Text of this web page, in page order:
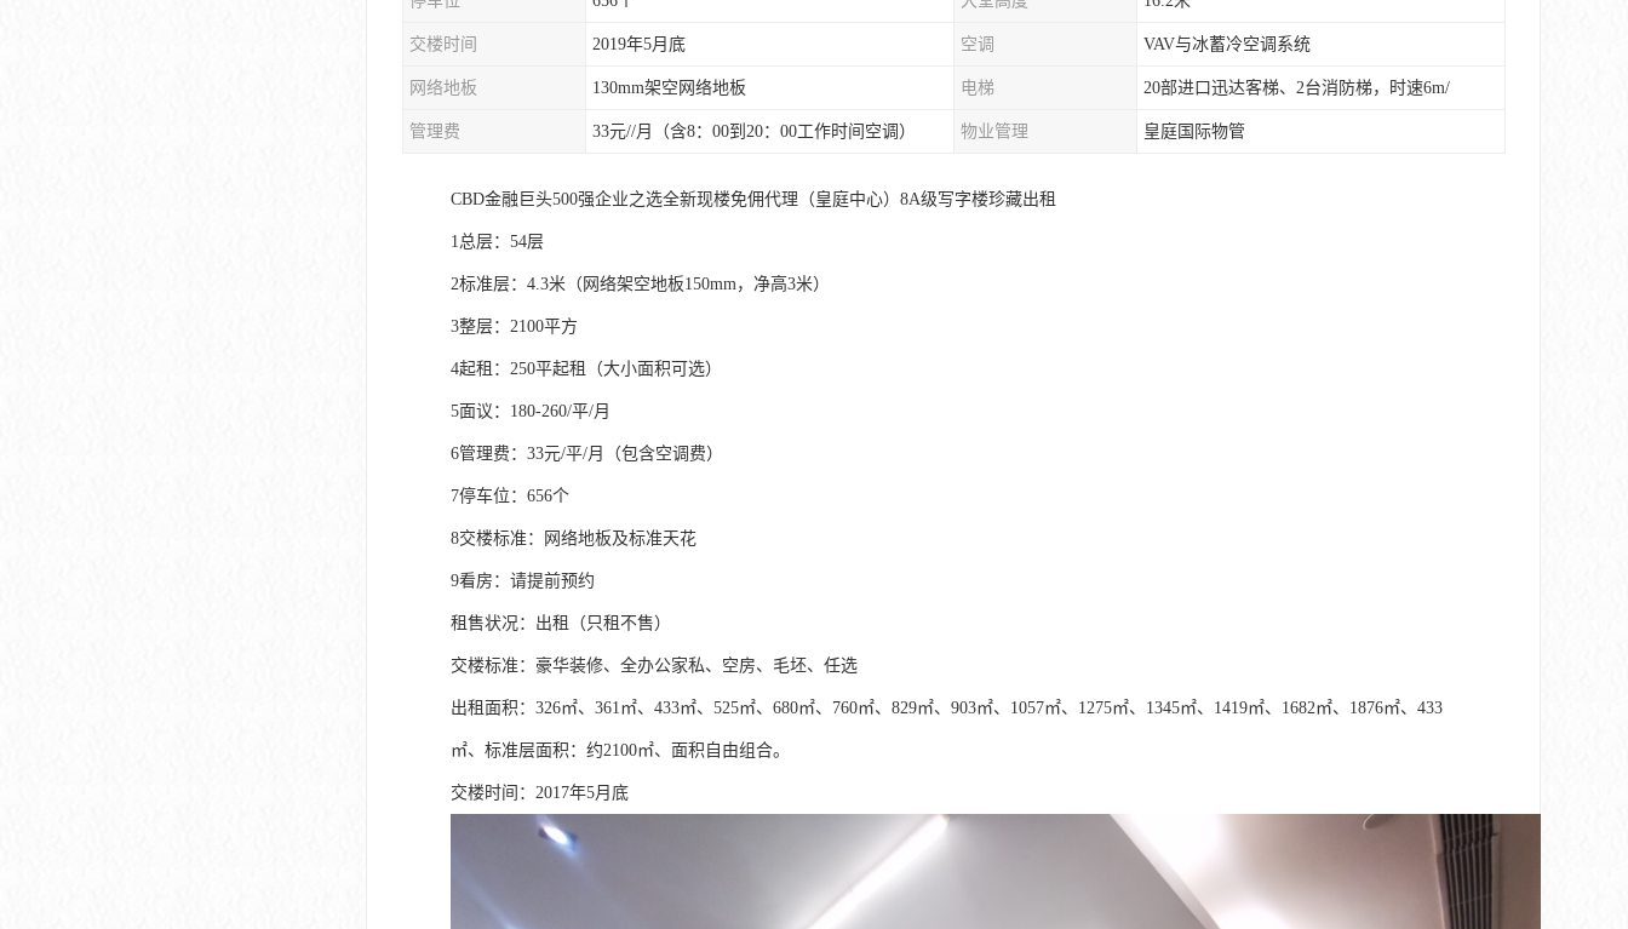
交楼时间 2019年5月底 空调 VAV与冰蓄冷空调系统
网络地板 130mm架空网络地板 电梯 20部进口迅达客梯、2台消防梯，时速6m/
管理费 33元//月（含8：00到20：00工作时间空调） 物业管理 皇庭国际物管
CBD金融巨头500强企业之选全新现楼免佣代理（皇庭中心）8A级写字楼珍藏出租
1总层：54层
2标准层：4.3米（网络架空地板150mm，净高3米）
3整层：2100平方
4起租：250平起租（大小面积可选）
5面议：180-260/平/月
6管理费：33元/平/月（包含空调费）
7停车位：656个
8交楼标准：网络地板及标准天花
9看房：请提前预约
租售状况：出租（只租不售）
交楼标准：豪华装修、全办公家私、空房、毛坯、任选
出租面积：326㎡、361㎡、433㎡、525㎡、680㎡、760㎡、829㎡、903㎡、1057㎡、1275㎡、1345㎡、1419㎡、1682㎡、1876㎡、433
㎡、标准层面积：约2100㎡、面积自由组合。
交楼时间：2017年5月底